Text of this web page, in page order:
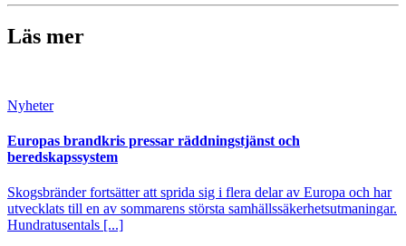
Läs mer
Nyheter
Europas brandkris pressar räddningstjänst och
beredskapssystem
Skogsbränder fortsätter att sprida sig i flera delar av Europa och har
utvecklats till en av sommarens största samhällssäkerhetsutmaningar.
Hundratusentals [...]